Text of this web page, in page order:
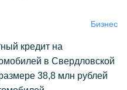
Бизнес
кредит на
в Свердловской
38,8 млн рублей